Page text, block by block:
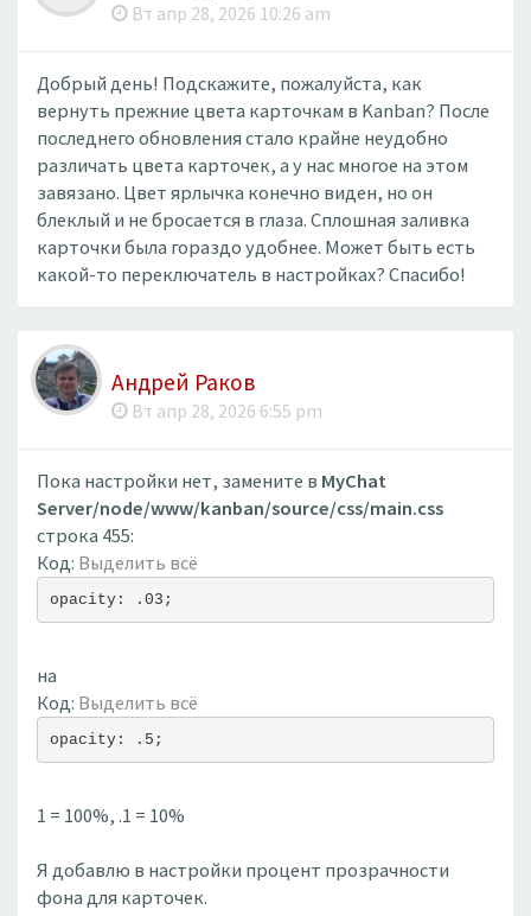
Вт апр 28, 2026 10:26 am
Добрый день! Подскажите, пожалуйста, как
вернуть прежние цвета карточкам в Kanban? После
последнего обновления стало крайне неудобно
различать цвета карточек, а у нас многое на этом
завязано. Цвет ярлычка конечно виден, но он
блеклый и не бросается в глаза. Сплошная заливка
карточки была гораздо удобнее. Может быть есть
какой-то переключатель в настройках? Спасибо!
Андрей Раков
Вт апр 28, 2026 6:55 pm
Пока настройки нет, замените в MyChat
Server/node/www/kanban/source/css/main.css
строка 455:
Код: Выделить всё
opacity: .03;
на
Код: Выделить всё
opacity: .5;
1 = 100%, .1 = 10%
Я добавлю в настройки процент прозрачности
фона для карточек.